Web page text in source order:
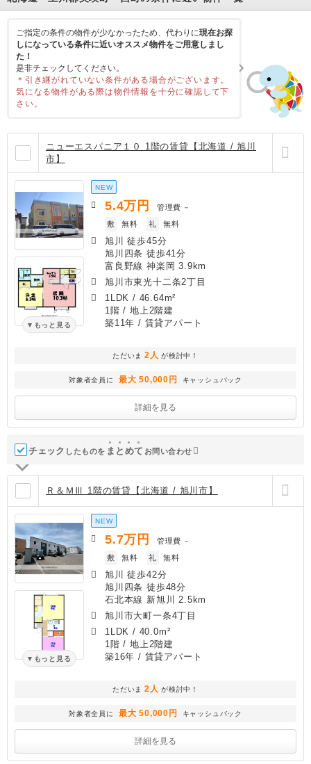
ご指定の条件の物件が少なかったため、代わりに現在お探
しになっている条件に近いオススメ物件をご用意しまし
た！
是非チェックしてください。
＊引き継がれていない条件がある場合がございます。
気になる物件がある際は物件情報を十分に確認して下
さい。
ニューエスパニア１０ 1階の賃貸【北海道 / 旭川
市】
もっと見る
NEW
5.4万円 管理費 －
敷
無料 礼 無料
旭川 徒歩45分
旭川四条 徒歩41分
富良野線 神楽岡 3.9km
旭川市東光十二条2丁目
1LDK / 46.64m²
1階 / 地上2階建
築11年 / 賃貸アパート
ただいま 2人 が検討中！
対象者全員に 最大 50,000円 キャッシュバック
詳細を見る
チェック したものを ま と めて お問い合わせ
Ｒ＆ＭⅢ 1階の賃貸【北海道 / 旭川市】
もっと見る
NEW
5.7万円 管理費 －
敷
無料 礼 無料
旭川 徒歩42分
旭川四条 徒歩48分
石北本線 新旭川 2.5km
旭川市大町一条4丁目
1LDK / 40.0m²
1階 / 地上2階建
築16年 / 賃貸アパート
ただいま 2人 が検討中！
対象者全員に 最大 50,000円 キャッシュバック
詳細を見る